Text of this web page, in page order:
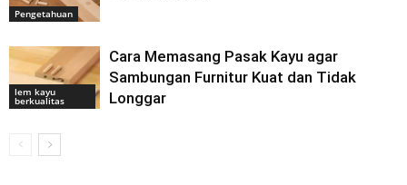
Pengetahuan
lem kayu
berkualitas
Cara Memasang Pasak Kayu agar
Sambungan Furnitur Kuat dan Tidak
Longgar